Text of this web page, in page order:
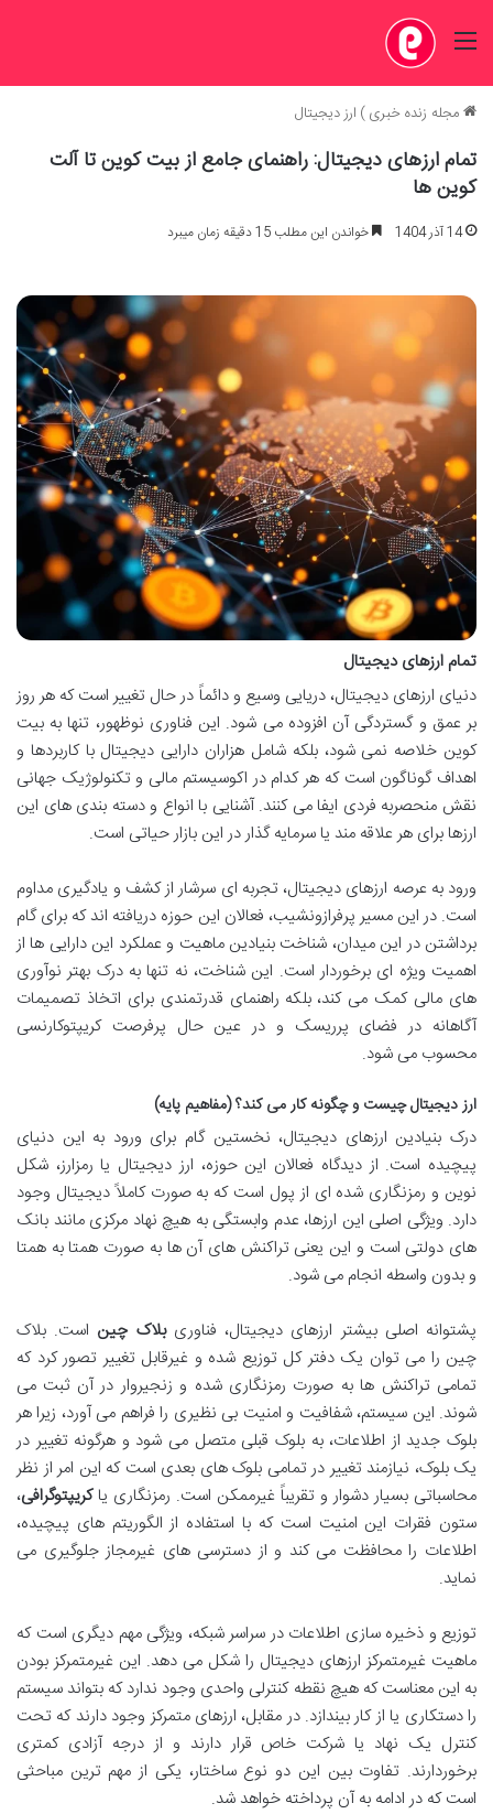
منو
مجله زنده خبری) ارز دیجیتال
تمام ارزهای دیجیتال: راهنمای جامع از بیت کوین تا آلت
کوین ها
14 آذر 1404 خواندن این مطلب 15 دقیقه زمان میبرد
تمام ارزهای دیجیتال
دنیای ارزهای دیجیتال، دریایی وسیع و دائماً در حال تغییر است که هر روز
بر عمق و گستردگی آن افزوده می شود. این فناوری نوظهور، تنها به بیت
کوین خلاصه نمی شود، بلکه شامل هزاران دارایی دیجیتال با کاربردها و
اهداف گوناگون است که هر کدام در اکوسیستم مالی و تکنولوژیک جهانی
نقش منحصربه فردی ایفا می کنند. آشنایی با انواع و دسته بندی های این
ارزها برای هر علاقه مند یا سرمایه گذار در این بازار حیاتی است.
ورود به عرصه ارزهای دیجیتال، تجربه ای سرشار از کشف و یادگیری مداوم
است. در این مسیر پرفرازونشیب، فعالان این حوزه دریافته اند که برای گام
برداشتن در این میدان، شناخت بنیادین ماهیت و عملکرد این دارایی ها از
اهمیت ویژه ای برخوردار است. این شناخت، نه تنها به درک بهتر نوآوری
های مالی کمک می کند، بلکه راهنمای قدرتمندی برای اتخاذ تصمیمات
آگاهانه در فضای پرریسک و در عین حال پرفرصت کریپتوکارنسی
محسوب می شود.
ارز دیجیتال چیست و چگونه کار می کند؟ (مفاهیم پایه)
درک بنیادین ارزهای دیجیتال، نخستین گام برای ورود به این دنیای
پیچیده است. از دیدگاه فعالان این حوزه، ارز دیجیتال یا رمزارز، شکل
نوین و رمزنگاری شده ای از پول است که به صورت کاملاً دیجیتال وجود
دارد. ویژگی اصلی این ارزها، عدم وابستگی به هیچ نهاد مرکزی مانند بانک
های دولتی است و این یعنی تراکنش های آن ها به صورت همتا به همتا
و بدون واسطه انجام می شود.
پشتوانه اصلی بیشتر ارزهای دیجیتال، فناوریبلاک چین است. بلاک
چین را می توان یک دفتر کل توزیع شده و غیرقابل تغییر تصور کرد که
تمامی تراکنش ها به صورت رمزنگاری شده و زنجیروار در آن ثبت می
شوند. این سیستم، شفافیت و امنیت بی نظیری را فراهم می آورد، زیرا هر
بلوک جدید از اطلاعات، به بلوک قبلی متصل می شود و هرگونه تغییر در
یک بلوک، نیازمند تغییر در تمامی بلوک های بعدی است که این امر از نظر
محاسباتی بسیار دشوار و تقریباً غیرممکن است. رمزنگاری یاکریپتوگرافی،
ستون فقرات این امنیت است که با استفاده از الگوریتم های پیچیده،
اطلاعات را محافظت می کند و از دسترسی های غیرمجاز جلوگیری می
نماید.
توزیع و ذخیره سازی اطلاعات در سراسر شبکه، ویژگی مهم دیگری است که
ماهیت غیرمتمرکز ارزهای دیجیتال را شکل می دهد. این غیرمتمرکز بودن
به این معناست که هیچ نقطه کنترلی واحدی وجود ندارد که بتواند سیستم
را دستکاری یا از کار بیندازد. در مقابل، ارزهای متمرکز وجود دارند که تحت
کنترل یک نهاد یا شرکت خاص قرار دارند و از درجه آزادی کمتری
برخوردارند. تفاوت بین این دو نوع ساختار، یکی از مهم ترین مباحثی
است که در ادامه به آن پرداخته خواهد شد.